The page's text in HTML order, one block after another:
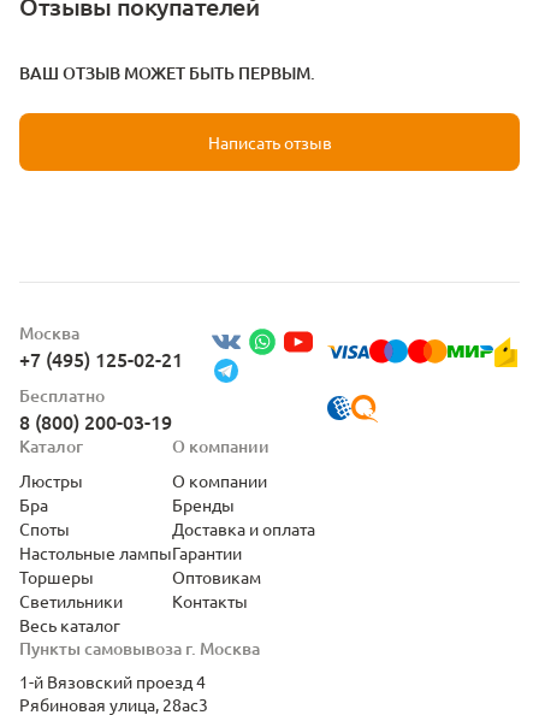
Отзывы покупателей
ВАШ ОТЗЫВ МОЖЕТ БЫТЬ ПЕРВЫМ.
Написать отзыв
Москва
+7 (495) 125-02-21
Бесплатно
8 (800) 200-03-19
Пункты самовывоза г. Москва
1-й Вязовский проезд 4
Рябиновая улица, 28ас3
Каталог
Люстры
Бра
Споты
Настольные лампы
Торшеры
Светильники
Весь каталог
О компании
О компании
Бренды
Доставка и оплата
Гарантии
Оптовикам
Контакты